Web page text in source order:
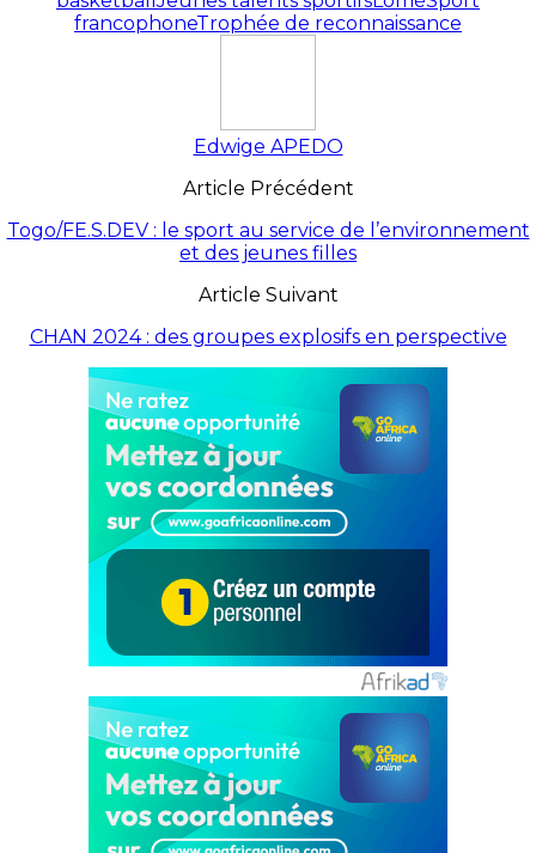
francophoneTrophée de reconnaissance
Edwige APEDO
Article Précédent
Togo/FE.S.DEV : le sport au service de l’environnement
et des jeunes filles
Article Suivant
CHAN 2024 : des groupes explosifs en perspective